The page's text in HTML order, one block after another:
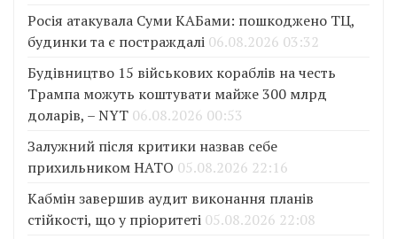
Росія атакувала Суми КАБами: пошкоджено ТЦ,
будинки та є постраждалі 06.08.2026 03:32
Будівництво 15 військових кораблів на честь
Трампа можуть коштувати майже 300 млрд
доларів, – NYT 06.08.2026 00:53
Залужний після критики назвав себе
прихильником НАТО 05.08.2026 22:16
Кабмін завершив аудит виконання планів
стійкості, що у пріоритеті 05.08.2026 22:08